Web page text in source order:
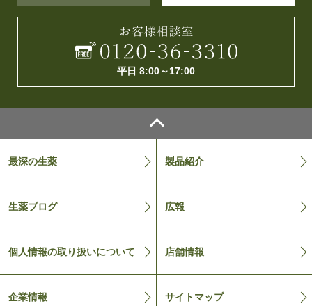
平日 8:00～17:00
最深の生薬 製品紹介
生薬ブログ 広報
個人情報の取り扱いについて 店舗情報
企業情報 サイトマップ